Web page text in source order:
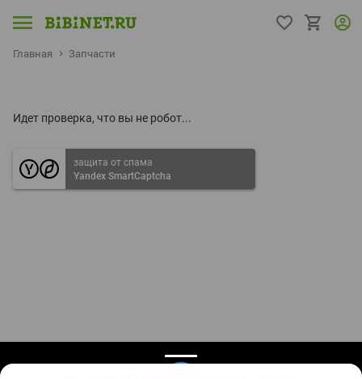
Главная Запчасти
Идет проверка, что вы не робот...
защита от спама
Yandex SmartCaptcha